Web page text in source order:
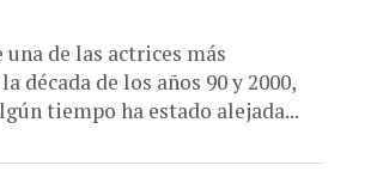
de las actrices más
década de los años 90 y 2000,
tiempo ha estado alejada...